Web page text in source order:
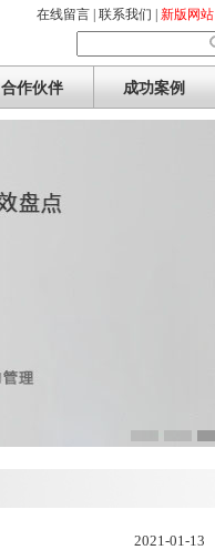
在线留言 | 联系我们 | 新版网站
合作伙伴 成功案例
2021-01-13